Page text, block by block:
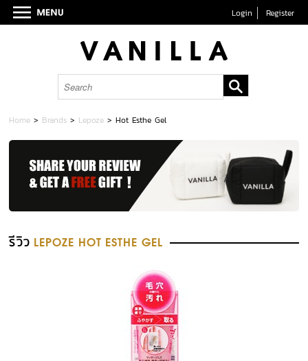
Login Register
Home > Brands > Lepoze >Hot Esthe Gel
รีวิว LEPOZE HOT ESTHE GEL